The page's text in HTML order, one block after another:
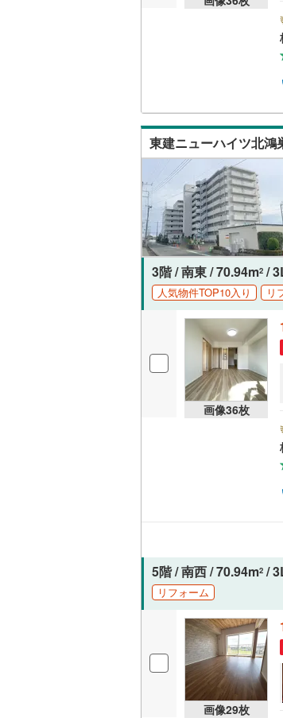
東建ニューハイツ北鴻
3階 / 南東 / 70.94m2 /
人気物件TOP10入り リ
画像36枚
5階 / 南西 / 70.94m2 /
リフォーム
画像29枚